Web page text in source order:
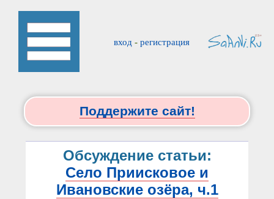
вход - регистрация
Поддержите сайт!
Обсуждение статьи:
Село Приисковое и
Ивановские озёра, ч.1